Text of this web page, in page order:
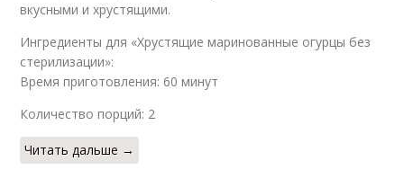
вкусными и хрустящими.
Ингредиенты для «Хрустящие маринованные огурцы без
стерилизации»:
Время приготовления: 60 минут
Количество порций: 2
Читать дальше →